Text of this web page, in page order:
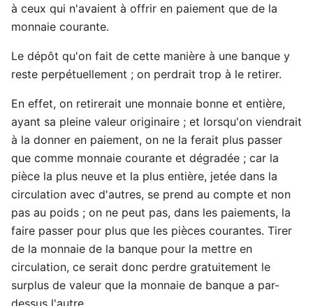
à ceux qui n'avaient à offrir en paiement que de la
monnaie courante.
Le dépôt qu'on fait de cette manière à une banque y
reste perpétuellement ; on perdrait trop à le retirer.
En effet, on retirerait une monnaie bonne et entière,
ayant sa pleine valeur originaire ; et lorsqu'on viendrait
à la donner en paiement, on ne la ferait plus passer
que comme monnaie courante et dégradée ; car la
pièce la plus neuve et la plus entière, jetée dans la
circulation avec d'autres, se prend au compte et non
pas au poids ; on ne peut pas, dans les paiements, la
faire passer pour plus que les pièces courantes. Tirer
de la monnaie de la banque pour la mettre en
circulation, ce serait donc perdre gratuitement le
surplus de valeur que la monnaie de banque a par-
dessus l'autre.